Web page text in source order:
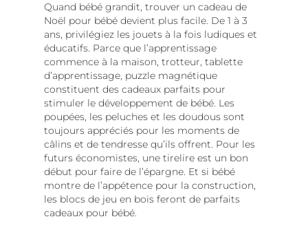
Quand bébé grandit, trouver un cadeau de
Noël pour bébé devient plus facile. De 1 à 3
ans, privilégiez les jouets à la fois ludiques et
éducatifs. Parce que l’apprentissage
commence à la maison, trotteur, tablette
d’apprentissage, puzzle magnétique
constituent des cadeaux parfaits pour
stimuler le développement de bébé. Les
poupées, les peluches et les doudous sont
toujours appréciés pour les moments de
câlins et de tendresse qu’ils offrent. Pour les
futurs économistes, une tirelire est un bon
début pour faire de l’épargne. Et si bébé
montre de l’appétence pour la construction,
les blocs de jeu en bois feront de parfaits
cadeaux pour bébé.